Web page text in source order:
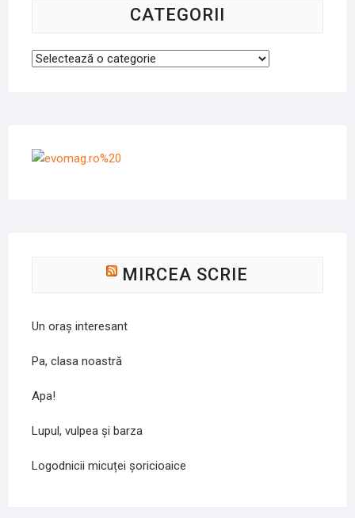
CATEGORII
Categorii
MIRCEA SCRIE
Un oraș interesant
Pa, clasa noastră
Apa!
Lupul, vulpea și barza
Logodnicii micuței șoricioaice